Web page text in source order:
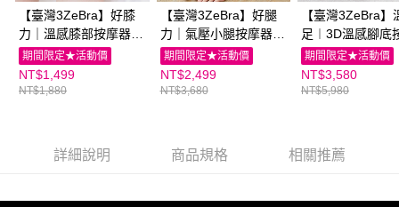
請求用戶進行身份認證。
５．嚴禁一人註冊多個帳號或使用他人資訊註冊。若發現惡意使用之情形，
恩沛科技股份有限公司將有權停止該用戶之使用額度並採取法律行動。
【臺灣3ZeBra】好膝
力｜溫感膝部按摩器｜
親子家庭嚴選館
期間限定★活動價
NT$1,499
NT$1,880
【臺灣3ZeBra】好腿
力｜氣壓小腿按摩器｜
親子家庭嚴選館
期間限定★活動價
NT$2,499
NT$3,680
【臺灣3ZeBra】
足︱3D溫感腳底
機｜親子家庭嚴
期間限定★活動價
NT$3,580
NT$5,980
詳細說明 商品規格 相關推薦